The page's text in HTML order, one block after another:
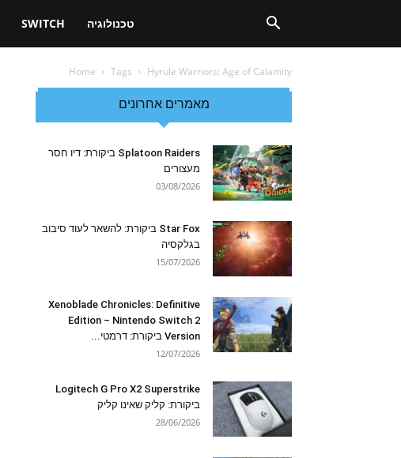
SWITCH טכנולוגיה
Home Tags Hyrule Warriors: Age of Calamity
מאמרים אחרונים
Splatoon Raiders ביקורת: דיו חסר
מעצורים
03/08/2026
Star Fox ביקורת: להשאר לעוד סיבוב
בגלקסיה
15/07/2026
Xenoblade Chronicles: Definitive
Edition – Nintendo Switch 2
Version ביקורת: דרמטי...
12/07/2026
Logitech G Pro X2 Superstrike
ביקורת: קליק שאינו קליק
28/06/2026